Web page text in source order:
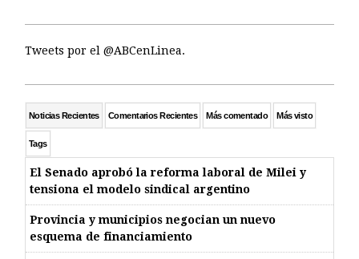
Tweets por el @ABCenLinea.
Noticias Recientes Comentarios Recientes Más comentado Más visto
Tags
El Senado aprobó la reforma laboral de Milei y
tensiona el modelo sindical argentino
Provincia y municipios negocian un nuevo
esquema de financiamiento